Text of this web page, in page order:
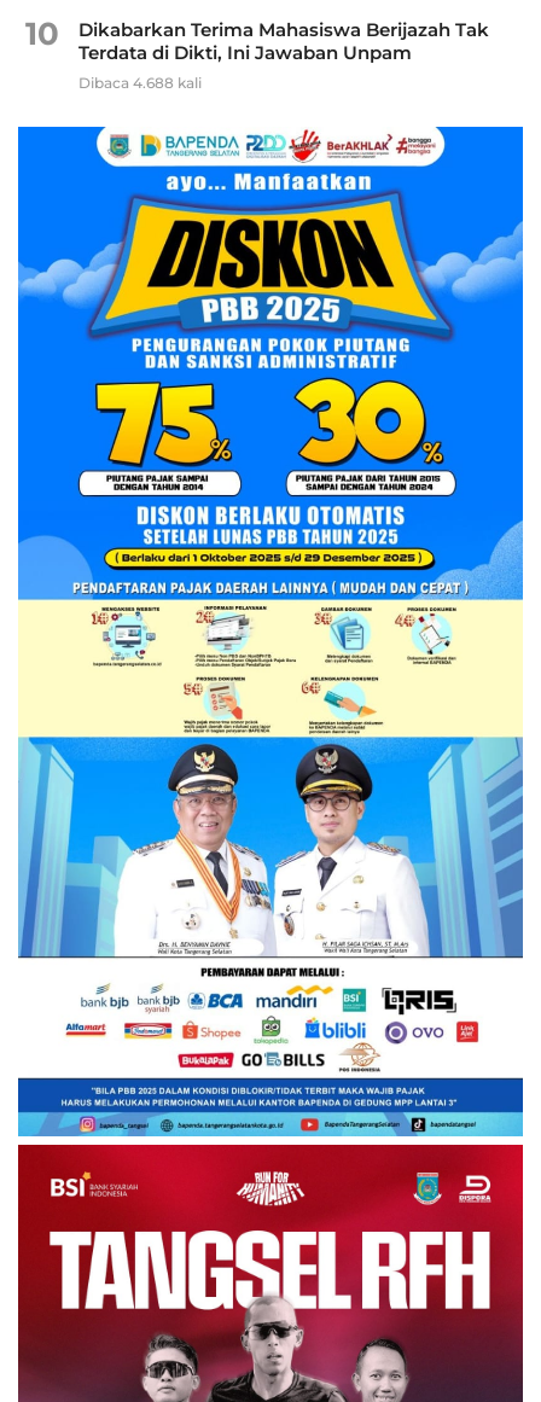
10
Dikabarkan Terima Mahasiswa Berijazah Tak
Terdata di Dikti, Ini Jawaban Unpam
Dibaca 4.688 kali